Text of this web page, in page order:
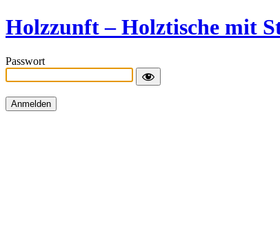
Holzzunft – Holztische mit
Passwort